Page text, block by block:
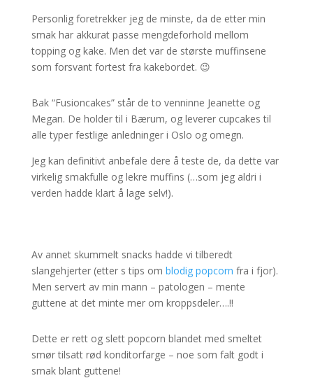
Personlig foretrekker jeg de minste, da de etter min
smak har akkurat passe mengdeforhold mellom
topping og kake. Men det var de største muffinsene
som forsvant fortest fra kakebordet. 😉
Bak “Fusioncakes” står de to venninne Jeanette og
Megan. De holder til i Bærum, og leverer cupcakes til
alle typer festlige anledninger i Oslo og omegn.
Jeg kan definitivt anbefale dere å teste de, da dette var
virkelig smakfulle og lekre muffins (…som jeg aldri i
verden hadde klart å lage selv!).
Av annet skummelt snacks hadde vi tilberedt
slangehjerter (etter s tips om blodig popcorn fra i fjor).
Men servert av min mann – patologen – mente
guttene at det minte mer om kroppsdeler….!!
Dette er rett og slett popcorn blandet med smeltet
smør tilsatt rød konditorfarge – noe som falt godt i
smak blant guttene!